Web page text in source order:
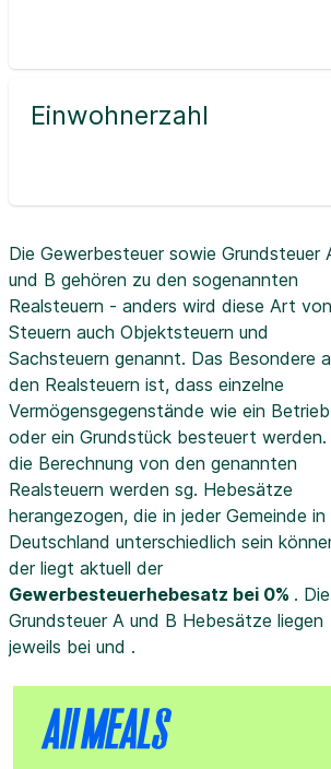
Einwohnerzahl
Die Gewerbesteuer sowie Grundsteuer
und B gehören zu den sogenannten
Realsteuern - anders wird diese Art von
Steuern auch Objektsteuern und
Sachsteuern genannt. Das Besondere
den Realsteuern ist, dass einzelne
Vermögensgegenstände wie ein Betrieb
oder ein Grundstück besteuert werden.
die Berechnung von den genannten
Realsteuern werden sg. Hebesätze
herangezogen, die in jeder Gemeinde in
Deutschland unterschiedlich sein
der liegt aktuell der
Gewerbesteuerhebesatz bei 0% . Die
Grundsteuer A und B Hebesätze liegen
jeweils bei und .